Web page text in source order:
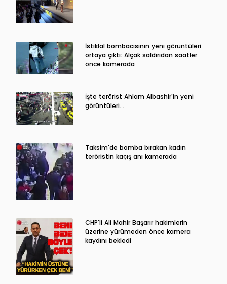
İstiklal bombacısının yeni görüntüleri
ortaya çıktı: Alçak saldırıdan saatler
önce kamerada
İşte terörist Ahlam Albashir'in yeni
görüntüleri…
Taksim'de bomba bırakan kadın
teröristin kaçış anı kamerada
CHP'li Ali Mahir Başarır hakimlerin
üzerine yürümeden önce kamera
kaydını bekledi